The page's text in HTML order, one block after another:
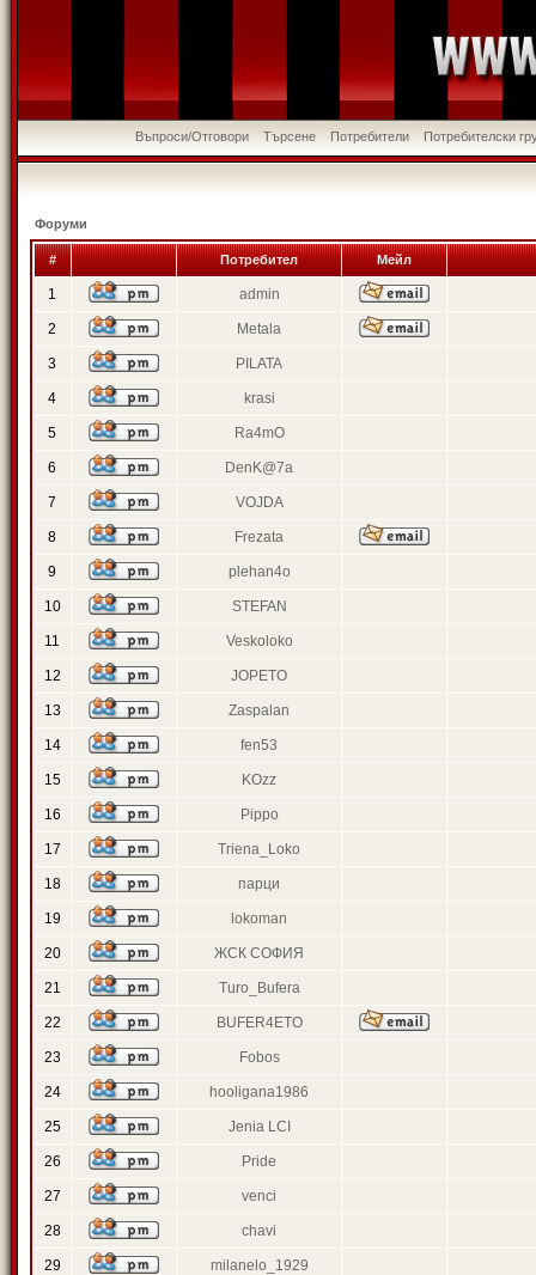
Въпроси/Отговори Търсене Потребители Потребителски
Форуми
# Потребител Мейл
1 admin
2 Metala
3 PILATA
4 krasi
5 Ra4mO
6 DenK@7a
7 VOJDA
8 Frezata
9 plehan4o
10 STEFAN
11 Veskoloko
12 JOPETO
13 Zaspalan
14 fen53
15 KOzz
16 Pippo
17 Triena_Loko
18 парци
19 lokoman
20 ЖСК СОФИЯ
21 Turo_Bufera
22 BUFER4ETO
23 Fobos
24 hooligana1986
25 Jenia LCI
26 Pride
27 venci
28 chavi
29 milanelo_1929